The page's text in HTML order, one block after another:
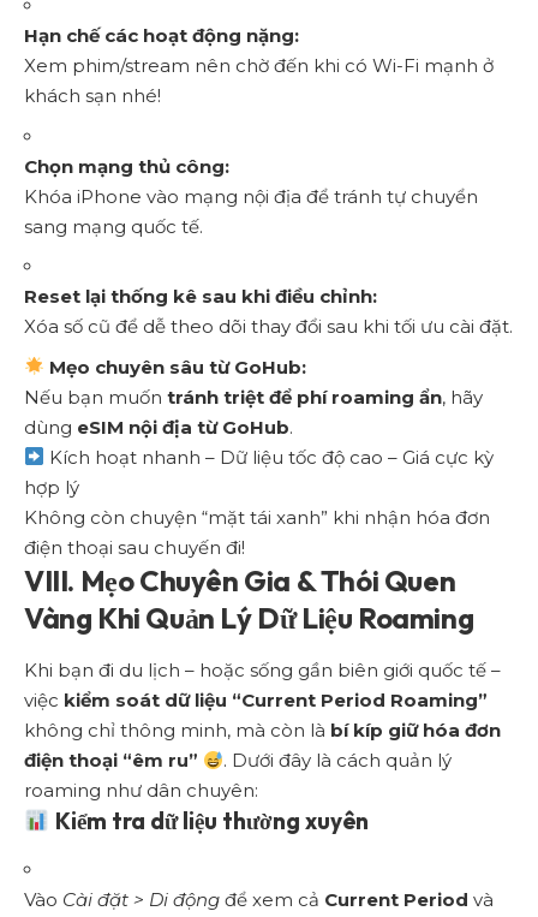
Hạn chế các hoạt động nặng:
Xem phim/stream nên chờ đến khi có Wi-Fi mạnh ở
khách sạn nhé!
Chọn mạng thủ công:
Khóa iPhone vào mạng nội địa để tránh tự chuyển
sang mạng quốc tế.
Reset lại thống kê sau khi điều chỉnh:
Xóa số cũ để dễ theo dõi thay đổi sau khi tối ưu cài đặt.
Mẹo chuyên sâu từ GoHub:
Nếu bạn muốn tránh triệt để phí roaming ẩn, hãy
dùng eSIM nội địa từ GoHub.
Kích hoạt nhanh – Dữ liệu tốc độ cao – Giá cực kỳ
hợp lý
Không còn chuyện “mặt tái xanh” khi nhận hóa đơn
điện thoại sau chuyến đi!
VIII. Mẹo Chuyên Gia & Thói Quen
Vàng Khi Quản Lý Dữ Liệu Roaming
Khi bạn đi du lịch – hoặc sống gần biên giới quốc tế –
việc kiểm soát dữ liệu “Current Period Roaming”
không chỉ thông minh, mà còn là bí kíp giữ hóa đơn
điện thoại “êm ru”
. Dưới đây là cách quản lý
roaming như dân chuyên:
Kiểm tra dữ liệu thường xuyên
Vào Cài đặt > Di động để xem cả Current Period và